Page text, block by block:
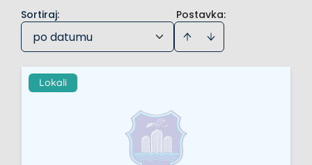
Postavka:
Sortiraj:
po datumu
Lokali